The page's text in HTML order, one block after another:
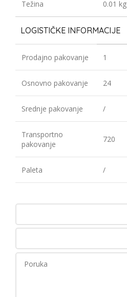
Težina 0.01 kg
LOGISTIČKE INFORMACIJE
Prodajno pakovanje 1
Osnovno pakovanje 24
Srednje pakovanje /
Transportno
pakovanje
720
Paleta /